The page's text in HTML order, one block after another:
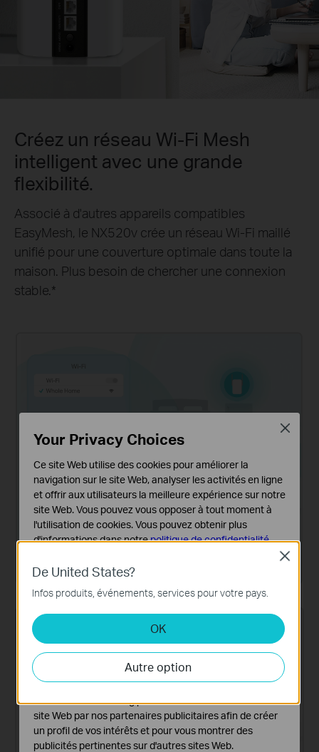
Créez un réseau Wi-Fi Mesh
intelligent avec une grande
flexibilité.
Associé à d'autres appareils compatibles
EasyMesh, le NX520v crée un réseau Wi-Fi maillé
unifié pour une couverture optimale dans toute la
maison. Plus besoin de chercher une connexion
stable.*
Système de maillage
De United States?
Infos produits, événements, services pour votre pays.
OK
Autre option
Close
Your Privacy Choices
Ce site Web utilise des cookies pour améliorer la
navigation sur le site Web, analyser les activités en ligne
et offrir aux utilisateurs la meilleure expérience sur notre
site Web. Vous pouvez vous opposer à tout moment à
l'utilisation de cookies. Vous pouvez obtenir plus
d'informations dans notrepolitique de confidentialité.
Ces cookies sont nécessaires au fonctionnement du
site Web et ne peuvent pas être désactivés dans vos
Cookies d'analyse et marketing
Les cookies d'analyse nous permettent d'analyser vos
activités sur notre site Web pour améliorer et ajuster les
fonctionnalités de notre site Web.
Les cookies marketing peuvent être définis via notre
site Web par nos partenaires publicitaires afin de créer
un profil de vos intérêts et pour vous montrer des
publicités pertinentes sur d'autres sites Web.
Close